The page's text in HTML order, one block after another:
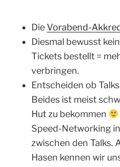
Die Vorabend-
Diesmal bewusst
Tickets bestellt =
verbringen.
Entscheiden ob
Beides ist meist
Hut zu bekommen
Speed-Networking
zwischen den Talks.
Hasen kennen wir